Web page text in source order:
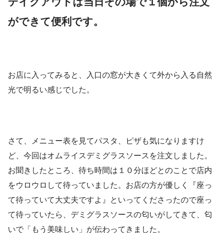
ができて便利です。
お店に入ってみると、入口の窓が大きくて外から入る自然
光で明るい感じでした。
さて、メニュー表を見てパスタ、ピザも気になりますけ
ど、今回はオムライスデミグラスソースを注文しました。
お聞きしたところ、待ち時間は１０分ほどとのことで店内
をウロウロして待っていました。お店の方が優しく『座っ
て待っていて大丈夫ですよ』といってくださったので座っ
て待っていたら、デミグラスソースの匂いがしてきて、匂
いで「もう美味しい」が伝わってきました。